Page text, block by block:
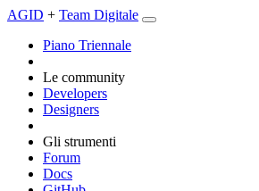
AGID + Team Digitale
Piano Triennale
Le community
Developers
Designers
Gli strumenti
Forum
Docs